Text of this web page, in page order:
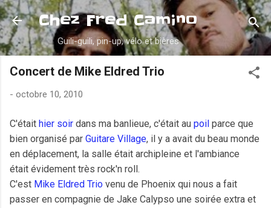
Accéder au contenu principal
Chez Fred Camino
Guili-guili, pin-up, vélo et bières
Concert de Mike Eldred Trio
- octobre 10, 2010
C'était hier soir dans ma banlieue, c'était au poil parce que
bien organisé par Guitare Village, il y a avait du beau monde
en déplacement, la salle était archipleine et l'ambiance
était évidement très rock'n roll.
C'est Mike Eldred Trio venu de Phoenix qui nous a fait
passer en compagnie de Jake Calypso une soirée extra et